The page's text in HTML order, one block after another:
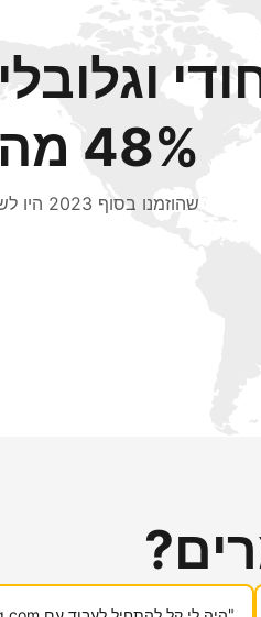
וגלובלי
48% מהלילות
שהוזמנו בסוף 2023 היו לשהיות בינלאומיות.